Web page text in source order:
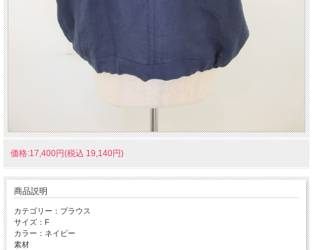
価格:17,400円(税込 19,140円)
商品説明
カテゴリー：ブラウス
サイズ：F
カラー：ネイビー
素材